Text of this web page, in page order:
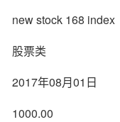
new stock 168 index
股票类
2017年08月01日
1000.00